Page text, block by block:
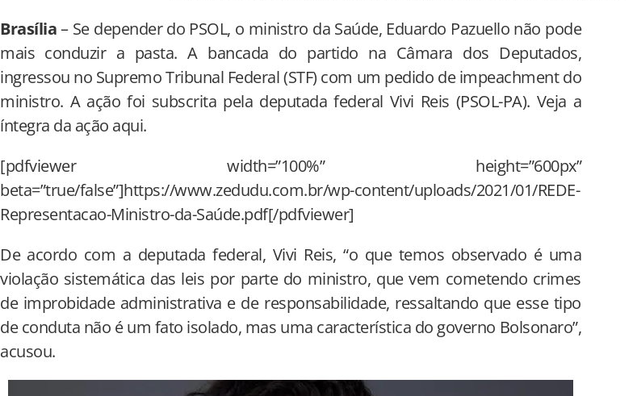
Brasília– Se depender do PSOL, o ministro da Saúde, Eduardo Pazuello não pode
mais conduzir a pasta. A bancada do partido na Câmara dos Deputados,
ingressou no Supremo Tribunal Federal (STF) com um pedido de impeachment do
ministro. A ação foi subscrita pela deputada federal Vivi Reis (PSOL-PA). Veja a
íntegra da ação aqui.
[pdfviewer width=”100%” height=”600px”
beta=”true/false”]https://www.zedudu.com.br/wp-content/uploads/2021/01/REDE-
Representacao-Ministro-da-Saúde.pdf[/pdfviewer]
De acordo com a deputada federal, Vivi Reis, “o que temos observado é uma
violação sistemática das leis por parte do ministro, que vem cometendo crimes
de improbidade administrativa e de responsabilidade, ressaltando que esse tipo
de conduta não é um fato isolado, mas uma característica do governo Bolsonaro”,
acusou.